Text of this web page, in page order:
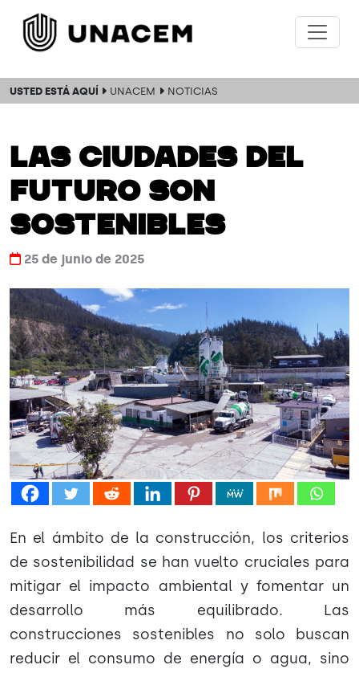
USTED ESTÁ AQUÍ UNACEM NOTICIAS
LAS CIUDADES DEL
FUTURO SON
SOSTENIBLES
25 de junio de 2025
En el ámbito de la construcción, los criterios
de sostenibilidad se han vuelto cruciales para
mitigar el impacto ambiental y fomentar un
desarrollo más equilibrado. Las
construcciones sostenibles no solo buscan
reducir el consumo de energía o agua, sino